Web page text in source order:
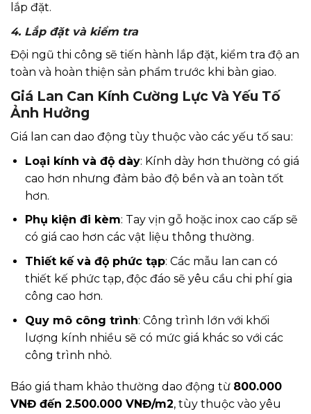
lắp đặt.
4. Lắp đặt và kiểm tra
Đội ngũ thi công sẽ tiến hành lắp đặt, kiểm tra độ an
toàn và hoàn thiện sản phẩm trước khi bàn giao.
Giá Lan Can Kính Cường Lực Và Yếu Tố
Ảnh Hưởng
Giá lan can dao động tùy thuộc vào các yếu tố sau:
Loại kính và độ dày: Kính dày hơn thường có giá
cao hơn nhưng đảm bảo độ bền và an toàn tốt
hơn.
Phụ kiện đi kèm: Tay vịn gỗ hoặc inox cao cấp sẽ
có giá cao hơn các vật liệu thông thường.
Thiết kế và độ phức tạp: Các mẫu lan can có
thiết kế phức tạp, độc đáo sẽ yêu cầu chi phí gia
công cao hơn.
Quy mô công trình: Công trình lớn với khối
lượng kính nhiều sẽ có mức giá khác so với các
công trình nhỏ.
Báo giá tham khảo thường dao động từ 800.000
VNĐ đến 2.500.000 VNĐ/m2, tùy thuộc vào yêu